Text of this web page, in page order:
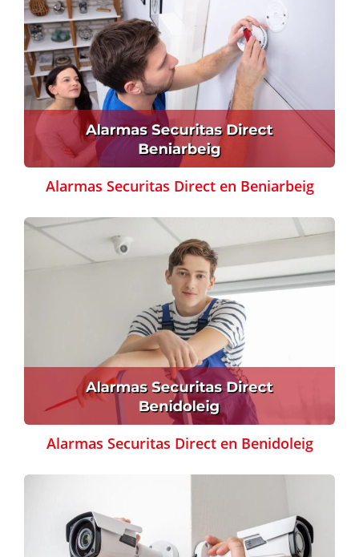
Alarmas Securitas Direct en Beniarbeig
Alarmas Securitas Direct en Benidoleig